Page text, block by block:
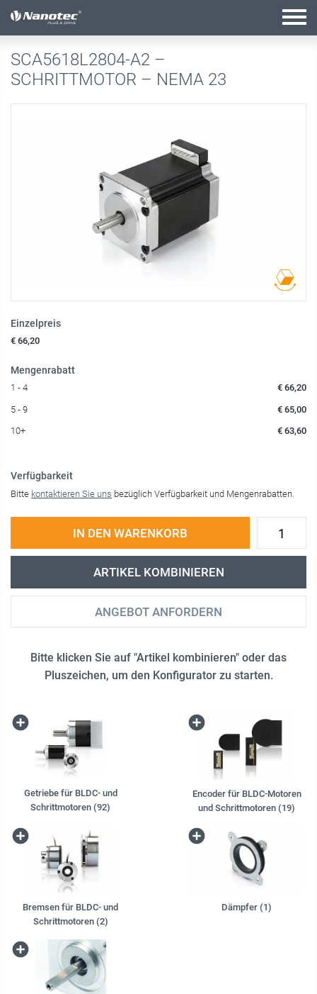
Aktive Kombination
SCA5618L2804-A2 –
SCHRITTMOTOR – NEMA 23
Einzelpreis
€ 66,20
Mengenrabatt
1 - 4 € 66,20
5 - 9 € 65,00
10+ € 63,60
Verfügbarkeit
Bitte kontaktieren Sie uns bezüglich Verfügbarkeit und Mengenrabatten.
IN DEN WARENKORB
ARTIKEL KOMBINIEREN
ANGEBOT ANFORDERN
Bitte klicken Sie auf "Artikel kombinieren" oder das
Pluszeichen, um den Konfigurator zu starten.
Getriebe für BLDC- und
Schrittmotoren (92)
Encoder für BLDC-Motoren
und Schrittmotoren (19)
Bremsen für BLDC- und
Schrittmotoren (2)
Dämpfer (1)